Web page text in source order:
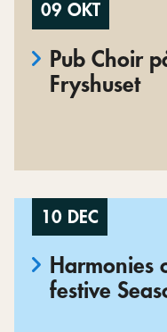
09 OKT
Pub Choir
Fryshuset
10 DEC
Harmonies
festive